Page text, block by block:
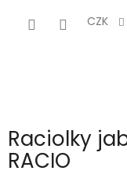
CZK
Raciolky
RACIO